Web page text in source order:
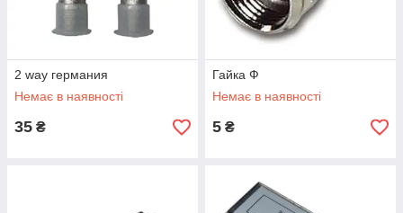
2 way германия
Немає в наявності
35 ₴
Гайка Ф
Немає в наявності
5 ₴